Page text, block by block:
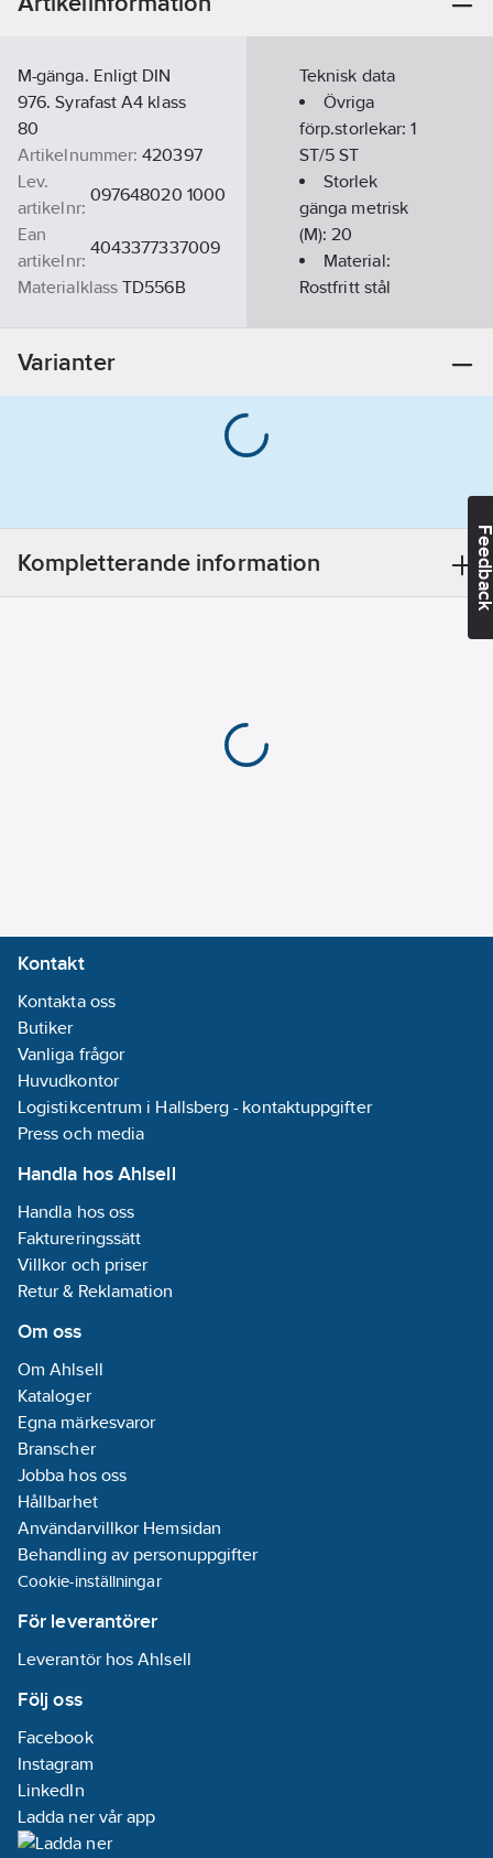
M-gänga. Enligt DIN
976. Syrafast A4 klass
80
Artikelnummer: 420397
Lev.
artikelnr:
097648020 1000
Ean
artikelnr:
4043377337009
Materialklass TD556B
Teknisk data
Övriga
förp.storlekar:1
ST/5 ST
Storlek
gänga metrisk
(M):20
Material:
Rostfritt stål
Gängtyp:M
HGS
976
Varianter
Kompletterande information
Kontakt
Kontakta oss
Butiker
Vanliga frågor
Huvudkontor
Logistikcentrum i Hallsberg - kontaktuppgifter
Press och media
Handla hos Ahlsell
Handla hos oss
Faktureringssätt
Villkor och priser
Retur & Reklamation
Om oss
Om Ahlsell
Kataloger
Egna märkesvaror
Branscher
Jobba hos oss
Hållbarhet
Användarvillkor Hemsidan
Behandling av personuppgifter
Cookie-inställningar
För leverantörer
Leverantör hos Ahlsell
Följ oss
Facebook
Instagram
LinkedIn
Ladda ner vår app